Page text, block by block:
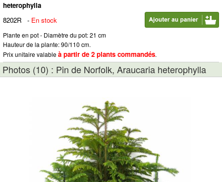
heterophylla
8202R
- En stock
Plante en pot - Diamètre du pot: 21 cm
Hauteur de la plante: 90/110 cm.
Prix unitaire valableà partir de 2 plants commandés.
Photos (10) : Pin de Norfolk, Araucaria heterophylla